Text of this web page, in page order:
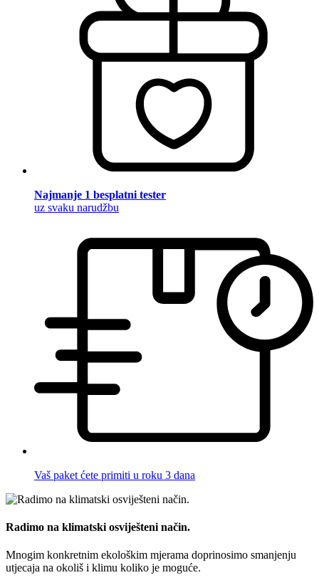
Najmanje 1 besplatni tester
uz svaku narudžbu
Vaš paket ćete primiti u roku 3 dana
Radimo na klimatski osviješteni način.
Mnogim konkretnim ekološkim mjerama doprinosimo smanjenju
utjecaja na okoliš i klimu koliko je moguće.